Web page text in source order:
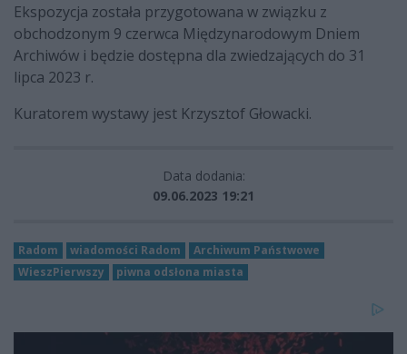
Ekspozycja została przygotowana w związku z
obchodzonym 9 czerwca Międzynarodowym Dniem
Archiwów i będzie dostępna dla zwiedzających do 31
lipca 2023 r.
Kuratorem wystawy jest Krzysztof Głowacki.
Data dodania:
09.06.2023 19:21
Radom wiadomości Radom
Archiwum Państwowe
WieszPierwszy
piwna odsłona miasta